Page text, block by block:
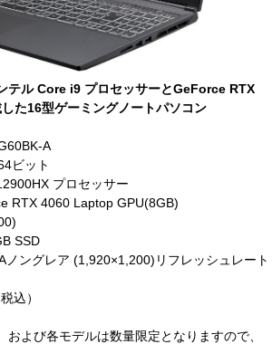
テル Core i9 プロセッサーとGeForce RTX
た16型ゲーミングノートパソコン
A
ビット
プロセッサー
RTX 4060 Laptop GPU(8GB)
SSD
ノングレア (1,920×1,200)リフレッシュレート
込）
よび各モデルは数量限定となりますので、